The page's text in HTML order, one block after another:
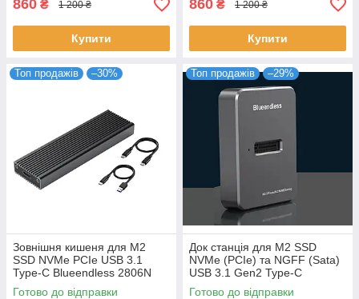
860 ₴ 1 200 ₴
Купити
860 ₴ 1 200 ₴
Купити
Топ продажів –30%
Зовнішня кишеня для M2
SSD NVMe PCIe USB 3.1
Type-C Blueendless 2806N
Original
Готово до відправки
Топ продажів –29%
Док станція для M2 SSD
NVMe (PCIe) та NGFF (Sata)
USB 3.1 Gen2 Type-C
Blueendless SD03 Original
Готово до відправки